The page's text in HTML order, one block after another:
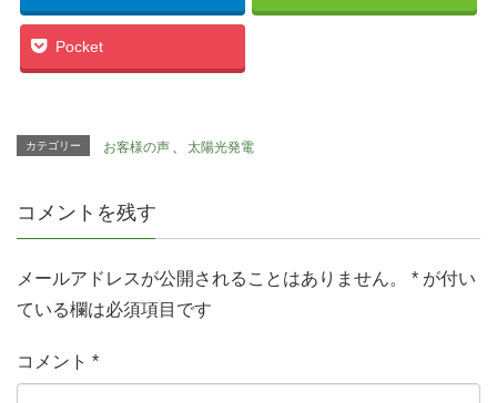
Pocket
カテゴリー お客様の声 、 太陽光発電
コメントを残す
メールアドレスが公開されることはありません。 * が付い
ている欄は必須項目です
コメント *